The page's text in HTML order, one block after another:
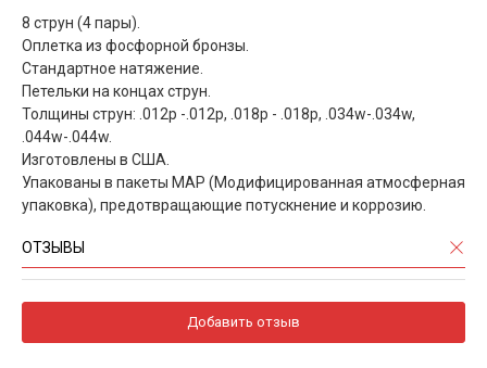
8 струн (4 пары).
Оплетка из фосфорной бронзы.
Стандартное натяжение.
Петельки на концах струн.
Толщины струн: .012p -.012p, .018p - .018p, .034w-.034w,
.044w-.044w.
Изготовлены в США.
Упакованы в пакеты MAP (Модифицированная атмосферная
упаковка), предотвращающие потускнение и коррозию.
ОТЗЫВЫ
Добавить отзыв